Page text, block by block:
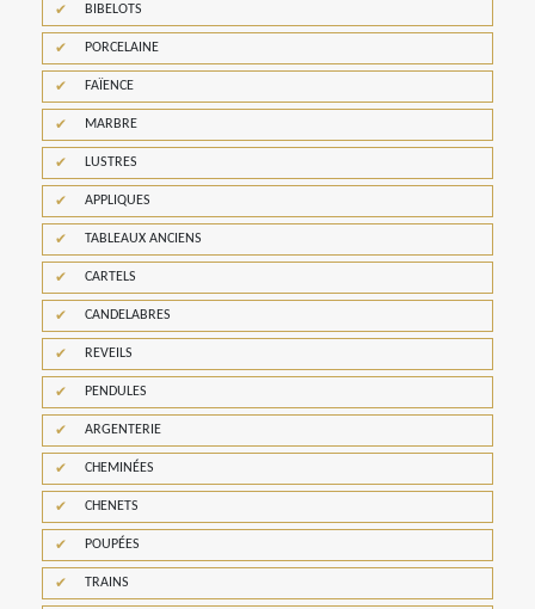
BIBELOTS
PORCELAINE
FAÏENCE
MARBRE
LUSTRES
APPLIQUES
TABLEAUX ANCIENS
CARTELS
CANDELABRES
REVEILS
PENDULES
ARGENTERIE
CHEMINÉES
CHENETS
POUPÉES
TRAINS